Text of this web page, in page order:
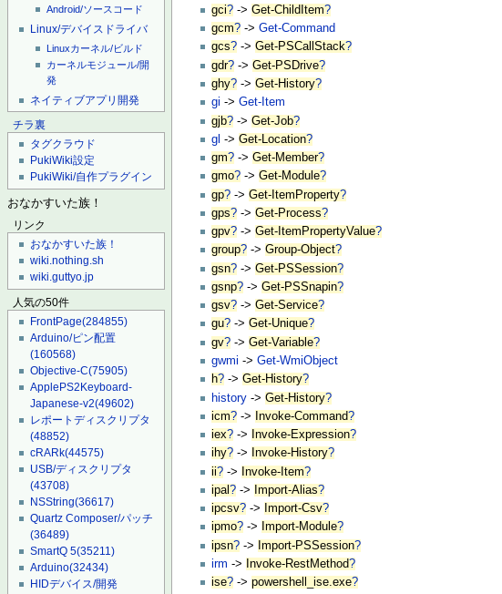
Android/ソースコード
Linux/デバイスドライバ
Linuxカーネル/ビルド
カーネルモジュール/開
発
ネイティブアプリ開発
チラ裏
タグクラウド
PukiWiki設定
PukiWiki/自作プラグイン
おなかすいた族！
リンク
おなかすいた族！
wiki.nothing.sh
wiki.guttyo.jp
人気の50件
FrontPage(284855)
Arduino/ピン配置
(160568)
Objective-C(75905)
ApplePS2Keyboard-
Japanese-v2(49602)
レポートディスクリプタ
(48852)
cRARk(44575)
USB/ディスクリプタ
(43708)
NSString(36617)
Quartz Composer/パッチ
(36489)
SmartQ 5(35211)
Arduino(32434)
HIDデバイス/開発
gci? ->Get-ChildItem?
gcm? ->Get-Command
gcs? ->Get-PSCallStack?
gdr? ->Get-PSDrive?
ghy? ->Get-History?
gi ->Get-Item
gjb? ->Get-Job?
gl ->Get-Location?
gm? ->Get-Member?
gmo? ->Get-Module?
gp? ->Get-ItemProperty?
gps? ->Get-Process?
gpv? ->Get-ItemPropertyValue?
group? ->Group-Object?
gsn? ->Get-PSSession?
gsnp? ->Get-PSSnapin?
gsv? ->Get-Service?
gu? ->Get-Unique?
gv? ->Get-Variable?
gwmi ->Get-WmiObject
h? ->Get-History?
history ->Get-History?
icm? -> Invoke-Command?
iex? -> Invoke-Expression?
ihy? -> Invoke-History?
ii? -> Invoke-Item?
ipal? -> Import-Alias?
ipcsv? -> Import-Csv?
ipmo? -> Import-Module?
ipsn? -> Import-PSSession?
irm -> Invoke-RestMethod?
ise? ->powershell_ise.exe?